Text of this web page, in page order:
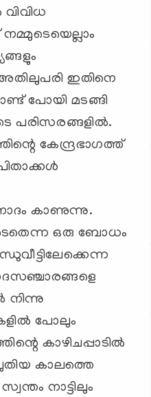
ഇതിനെ
പോയി മടങ്ങി
പരിസരങ്ങളില്‍‍.
കേന്ദ്രഭാഗത്ത്
കാണുന്നു.
ഒരു ബോധം
നിന്നു
പോലും
കാഴിചപ്പാടില്‍
കാലത്തെ
നാട്ടിലും